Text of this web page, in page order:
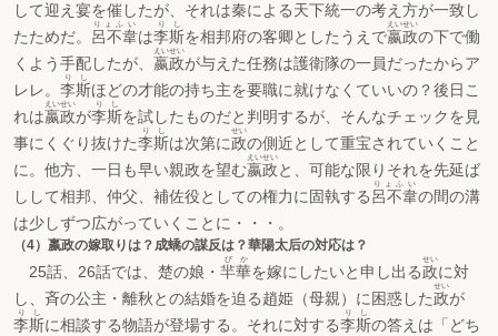
して迎え宴を催したが、それは秦による天下統一の考え方が一致し
たためだ。 呂不韋
りょふい
は李斯
りし
を相邦府の客卿としたうえで嬴政
えいせい
の下で働
くよう手配したが、 嬴政
えいせい
が与えた任務は護衛隊の一員だったからア
レレ。 李斯
りし
ほどの才能の持ち主を要職に就けなくていいの？後日こ
れは嬴政
えいせい
が李斯
りし
を試したものだと判明するが、そんなチェックを見
事にくぐり抜けた李斯
りし
は次第に政
せい
の側近として重宝されていくこと
に。他方、一日も早い親政を望む嬴政
えいせい
と、可能な限りそれを先延ば
しして相邦、仲父、補佐役としての権力に固執する呂不韋
りょふい
の間の溝
は少しずつ広がっていくことに・・・。
（4）嬴政の嫁取りは？成蟜の謀反は？華陽太后の対応は？
25話、26話では、楚の娘・ 羋華
びか
を嫁にしたいと申し出る政
せい
に対
し、斉の公主・離秋との結婚を迫る趙姫（母親）に困惑した政
せい
が
李斯
りし
に相談する物語が登場する。それに対する李斯
りし
の答えは「どち